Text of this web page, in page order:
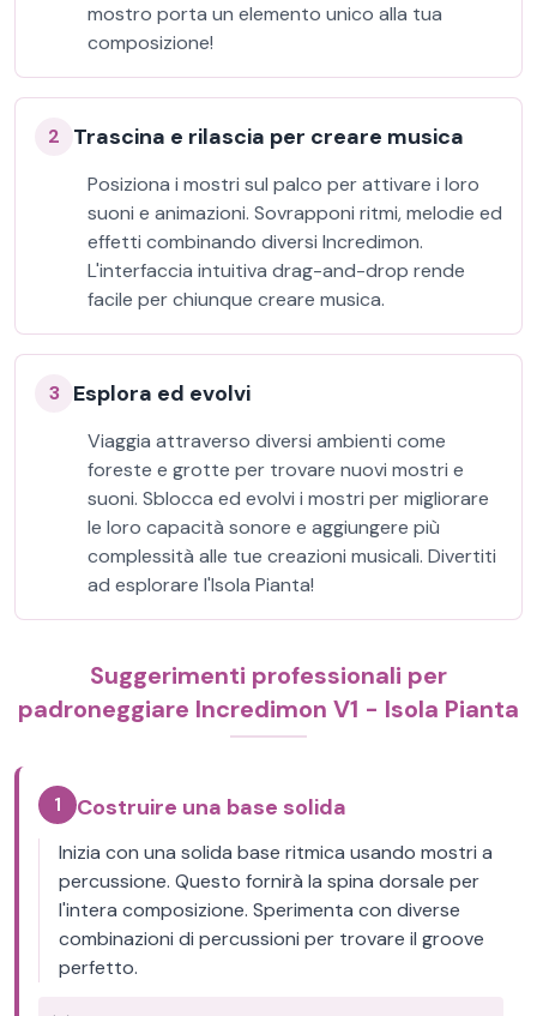
mostro porta un elemento unico alla tua
composizione!
2 Trascina e rilascia per creare musica
Posiziona i mostri sul palco per attivare i loro
suoni e animazioni. Sovrapponi ritmi, melodie ed
effetti combinando diversi Incredimon.
L'interfaccia intuitiva drag-and-drop rende
facile per chiunque creare musica.
3 Esplora ed evolvi
Viaggia attraverso diversi ambienti come
foreste e grotte per trovare nuovi mostri e
suoni. Sblocca ed evolvi i mostri per migliorare
le loro capacità sonore e aggiungere più
complessità alle tue creazioni musicali. Divertiti
ad esplorare l'Isola Pianta!
Suggerimenti professionali per
padroneggiare Incredimon V1 - Isola Pianta
1 Costruire una base solida
Inizia con una solida base ritmica usando mostri a
percussione. Questo fornirà la spina dorsale per
l'intera composizione. Sperimenta con diverse
combinazioni di percussioni per trovare il groove
perfetto.